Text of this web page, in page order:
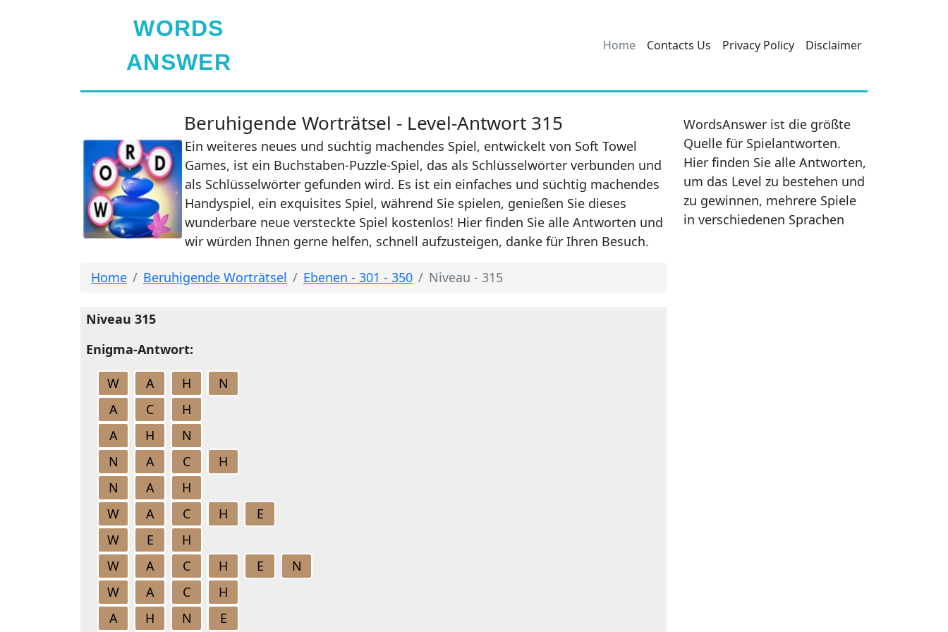
WORDS
ANSWER
Home Contacts Us Privacy Policy Disclaimer
Beruhigende Worträtsel - Level-Antwort 315
Ein weiteres neues und süchtig machendes Spiel, entwickelt von Soft Towel
Games, ist ein Buchstaben-Puzzle-Spiel, das als Schlüsselwörter verbunden und
als Schlüsselwörter gefunden wird. Es ist ein einfaches und süchtig machendes
Handyspiel, ein exquisites Spiel, während Sie spielen, genießen Sie dieses
wunderbare neue versteckte Spiel kostenlos! Hier finden Sie alle Antworten und
wir würden Ihnen gerne helfen, schnell aufzusteigen, danke für Ihren Besuch.
Home Beruhigende Worträtsel Ebenen - 301 - 350 Niveau - 315
Niveau 315
Enigma-Antwort:
W
A H
N
A
C
H
A
H
N
N
A C
H
N
A
H
W
A C H
E
W
E
H
W
A C H E
N
W
A C
H
A
H N E
WordsAnswer ist die größte
Quelle für Spielantworten.
Hier finden Sie alle Antworten,
um das Level zu bestehen und
zu gewinnen, mehrere Spiele
in verschiedenen Sprachen